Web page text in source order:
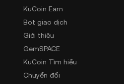
KuCoin Earn
Bot giao dịch
Giới thiệu
GemSPACE
KuCoin Tìm hiểu
Chuyển đổi